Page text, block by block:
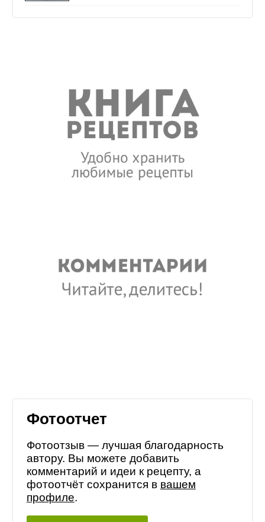
Фотоотчет
Фотоотзыв — лучшая благодарность
автору. Вы можете добавить
комментарий и идеи к рецепту, а
фотоотчёт сохранится в вашем
профиле.